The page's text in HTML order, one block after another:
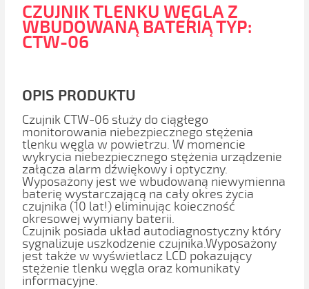
CZUJNIK TLENKU WĘGLA Z
WBUDOWANĄ BATERIĄ TYP:
CTW-06
OPIS PRODUKTU
Czujnik CTW-06 służy do ciągłego
monitorowania niebezpiecznego stężenia
tlenku węgla w powietrzu. W momencie
wykrycia niebezpiecznego stężenia urządzenie
załącza alarm dźwiękowy i optyczny.
Wyposażony jest we wbudowaną niewymienna
baterię wystarczającą na cały okres życia
czujnika (10 lat!) eliminując koieczność
okresowej wymiany baterii.
Czujnik posiada układ autodiagnostyczny który
sygnalizuje uszkodzenie czujnika.Wyposażony
jest także w wyświetlacz LCD pokazujący
stężenie tlenku węgla oraz komunikaty
informacyjne.